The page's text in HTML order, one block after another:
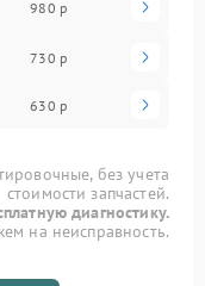
980 р
730 р
630 р
без учета
стоимости запчастей.
диагностику.
на неисправность.